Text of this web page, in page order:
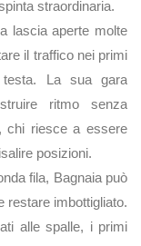
straordinaria.
lascia aperte molte
il traffico nei primi
La sua gara
ritmo senza
chi riesce a essere
posizioni.
fila, Bagnaia può
restare imbottigliato.
alle spalle, i primi